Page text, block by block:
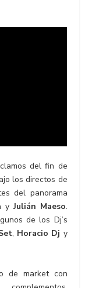
del fin de
los directos de
del panorama
yJulián Maeso.
de los Dj’s
, Horacio Dj y
de market con